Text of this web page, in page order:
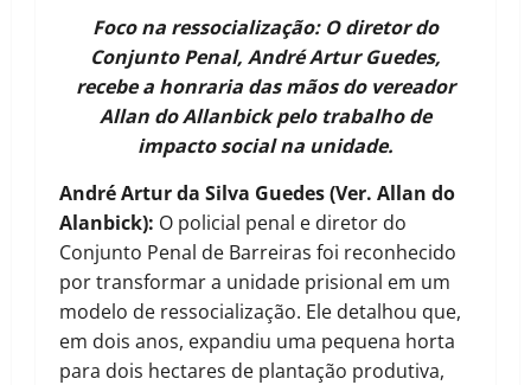
Foco na ressocialização: O diretor do
Conjunto Penal, André Artur Guedes,
recebe a honraria das mãos do vereador
Allan do Allanbick pelo trabalho de
impacto social na unidade.
André Artur da Silva Guedes (Ver. Allan do
Alanbick): O policial penal e diretor do
Conjunto Penal de Barreiras foi reconhecido
por transformar a unidade prisional em um
modelo de ressocialização. Ele detalhou que,
em dois anos, expandiu uma pequena horta
para dois hectares de plantação produtiva,